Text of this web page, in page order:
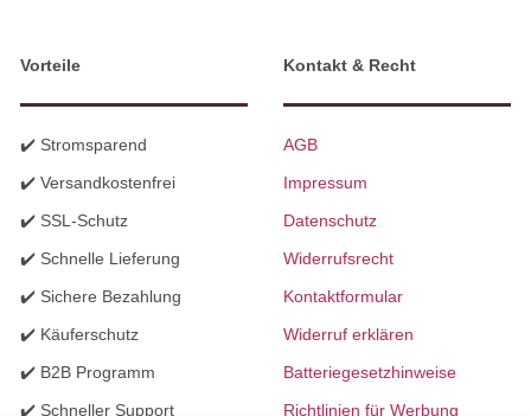
Vorteile
✔️ Stromsparend
✔️ Versandkostenfrei
✔️ SSL-Schutz
✔️ Schnelle Lieferung
✔️ Sichere Bezahlung
✔️ Käuferschutz
✔️ B2B Programm
✔️ Schneller Support
Kontakt & Recht
AGB
Impressum
Datenschutz
Widerrufsrecht
Kontaktformular
Widerruf erklären
Batteriegesetzhinweise
Richtlinien für Werbung